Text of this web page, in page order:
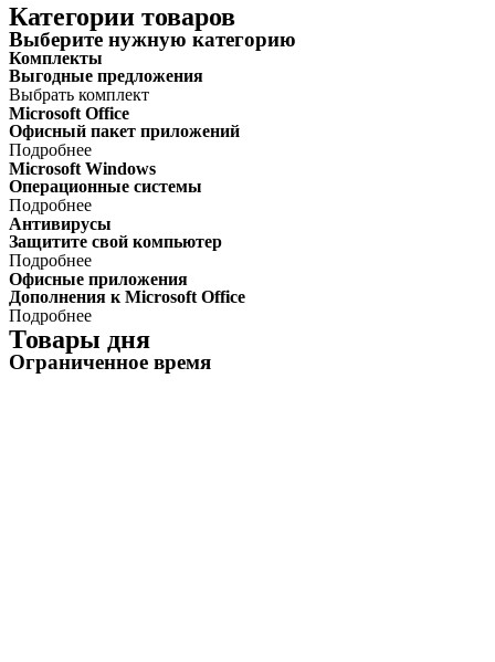
Категории товаров
Выберите нужную категорию
Комплекты
Выгодные предложения
Выбрать комплект
Microsoft Office
Офисный пакет приложений
Подробнее
Microsoft Windows
Операционные системы
Подробнее
Антивирусы
Защитите свой компьютер
Подробнее
Офисные приложения
Дополнения к Microsoft Office
Подробнее
Товары дня
Ограниченное время